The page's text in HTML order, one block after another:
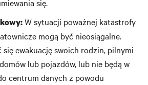
się.
W sytuacji poważnej katastrofy
mogą być nieosiągalne.
się ewakuację swoich rodzin, pilnymi
lub pojazdów, lub nie będą w
centrum danych z powodu